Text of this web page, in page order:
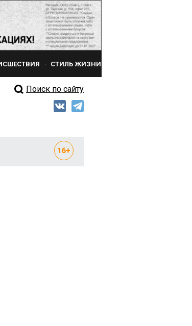
СТИЛЬ ЖИЗНИ
Поиск по сайту